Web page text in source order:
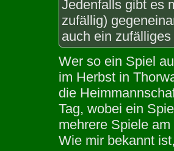
Jedenfalls gibt es
zufällig)
auch ein
Wer so ein Spiel
im Herbst in
die
Tag, wobei ein
mehrere Spiele
Wie mir bekannt